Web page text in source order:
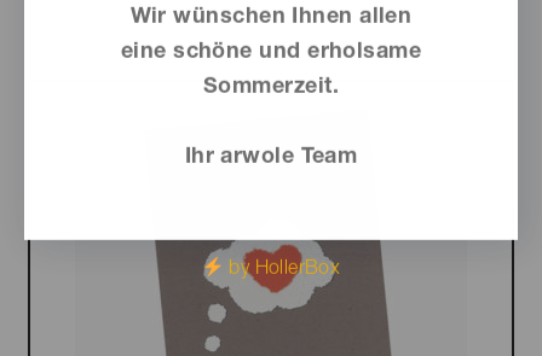
Wir wünschen Ihnen allen
eine schöne und erholsame
Sommerzeit.
Ihr arwole Team
by HollerBox